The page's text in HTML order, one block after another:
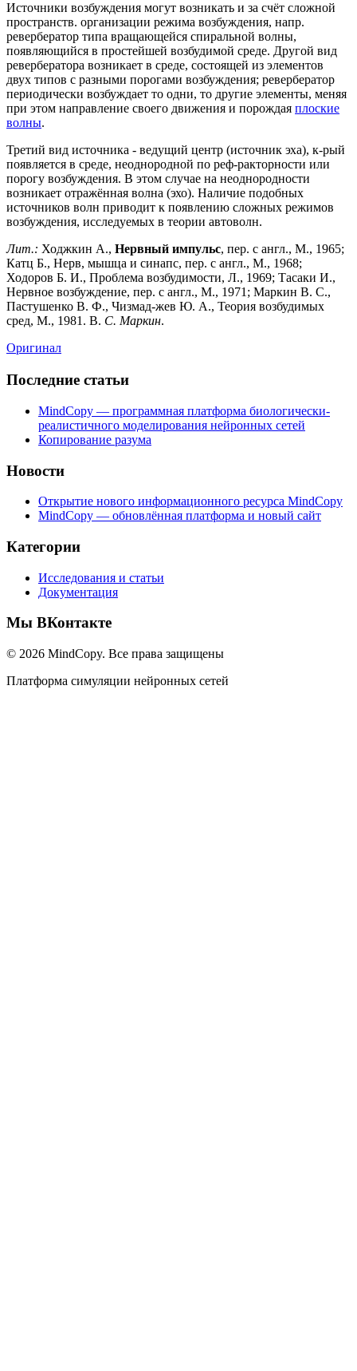
Источники возбуждения могут возникать и за счёт сложной
пространств. организации режима возбуждения, напр.
ревербератор типа вращающейся спиральной волны,
появляющийся в простейшей возбудимой среде. Другой вид
ревербератора возникает в среде, состоящей из элементов
двух типов с разными порогами возбуждения; ревербератор
периодически возбуждает то одни, то другие элементы, меняя
при этом направление своего движения и порождая плоские
волны.
Третий вид источника - ведущий центр (источник эха), к-рый
появляется в среде, неоднородной по реф-ракторности или
порогу возбуждения. В этом случае на неоднородности
возникает отражённая волна (эхо). Наличие подобных
источников волн приводит к появлению сложных режимов
возбуждения, исследуемых в теории автоволн.
Лит.: Ходжкин А., Нервный импульс, пер. с англ., М., 1965;
Катц Б., Нерв, мышца и синапс, пер. с англ., М., 1968;
Ходоров Б. И., Проблема возбудимости, Л., 1969; Тасаки И.,
Нервное возбуждение, пер. с англ., М., 1971; Маркин В. С.,
Пастушенко В. Ф., Чизмад-жев Ю. А., Теория возбудимых
сред, М., 1981. В. С. Маркин.
Оригинал
Последние статьи
MindCopy — программная платформа биологически-
реалистичного моделирования нейронных сетей
Копирование разума
Новости
Открытие нового информационного ресурса MindCopy
MindCopy — обновлённая платформа и новый сайт
Категории
Исследования и статьи
Документация
Мы ВКонтакте
© 2026 MindCopy. Все права защищены
Платформа симуляции нейронных сетей